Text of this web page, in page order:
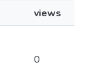
views
0